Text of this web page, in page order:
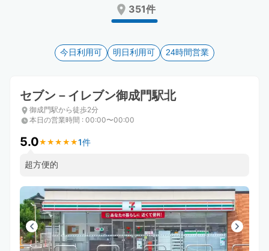
the
keyboard
shortcuts
for
changing
dates.
mark
key
the
keyboard
shortcuts
for
changing
dates.
351件
今日利用可 明日利用可 24時間営業
セブン－イレブン御成門駅北
御成門駅から徒歩2分
本日の営業時間 : 00:00〜00:00
5.0★ ★ ★ ★ ★
★ ★ ★ ★ ★1件
超方便的